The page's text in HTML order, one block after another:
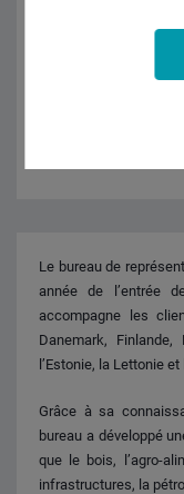
Le bureau de
année de l’entrée
accompagne les
Danemark,
l’Estonie, la Lettonie
Grâce à sa
bureau a développé
que le bois, l’agro-
infrastructures, la